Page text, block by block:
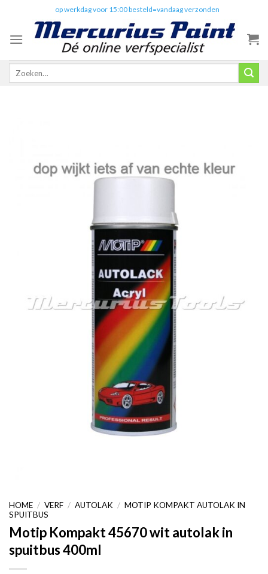
content
op werkdag voor 15:00 besteld=vandaag verzonden
Zoeken
HOME / VERF / AUTOLAK / MOTIP KOMPAKT AUTOLAK IN
SPUITBUS
Motip Kompakt 45670 wit autolak in
spuitbus 400ml